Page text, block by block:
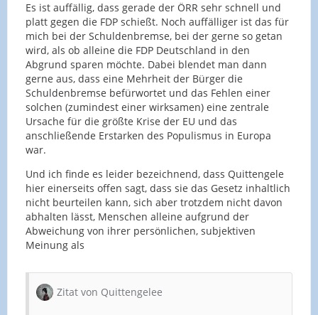
Es ist auffällig, dass gerade der ÖRR sehr schnell und
platt gegen die FDP schießt. Noch auffälliger ist das für
mich bei der Schuldenbremse, bei der gerne so getan
wird, als ob alleine die FDP Deutschland in den
Abgrund sparen möchte. Dabei blendet man dann
gerne aus, dass eine Mehrheit der Bürger die
Schuldenbremse befürwortet und das Fehlen einer
solchen (zumindest einer wirksamen) eine zentrale
Ursache für die größte Krise der EU und das
anschließende Erstarken des Populismus in Europa
war.
Und ich finde es leider bezeichnend, dass Quittengele
hier einerseits offen sagt, dass sie das Gesetz inhaltlich
nicht beurteilen kann, sich aber trotzdem nicht davon
abhalten lässt, Menschen alleine aufgrund der
Abweichung von ihrer persönlichen, subjektiven
Meinung als
Zitat von Quittengelee